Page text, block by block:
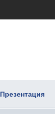
Презентация